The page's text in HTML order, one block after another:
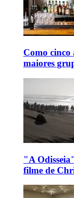
Como cinco
maiores
"A
filme de